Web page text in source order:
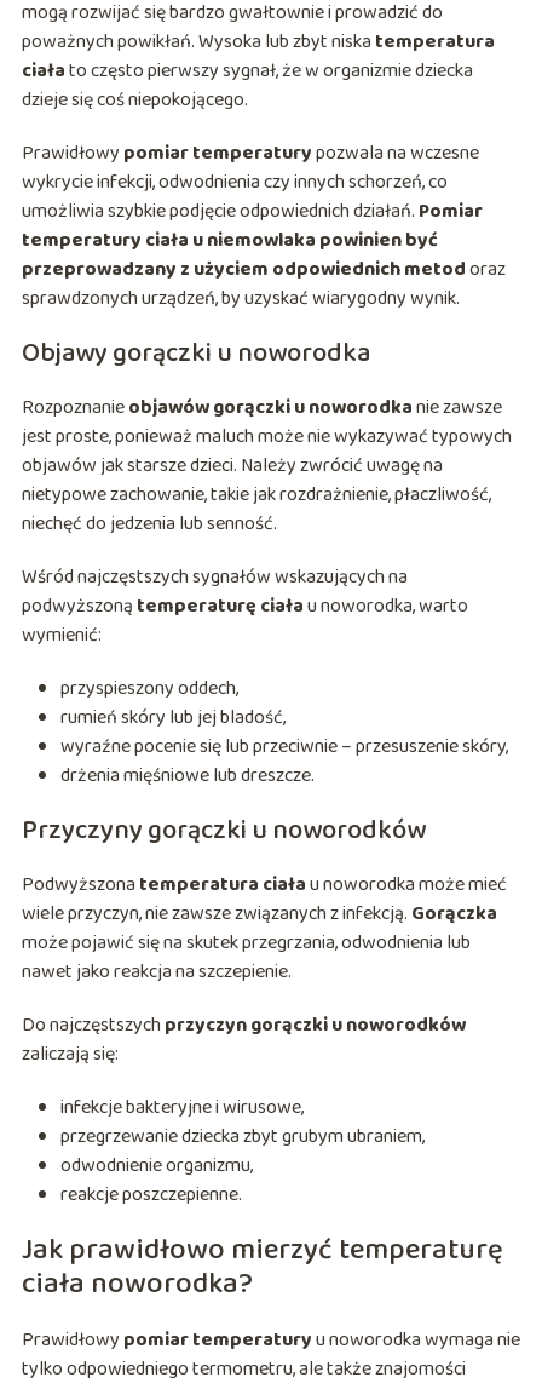
mogą rozwijać się bardzo gwałtownie i prowadzić do
poważnych powikłań. Wysoka lub zbyt niska temperatura
ciałato często pierwszy sygnał, że w organizmie dziecka
dzieje się coś niepokojącego.
Prawidłowy pomiar temperaturypozwala na wczesne
wykrycie infekcji, odwodnienia czy innych schorzeń, co
umożliwia szybkie podjęcie odpowiednich działań. Pomiar
temperatury ciała u niemowlaka powinien być
przeprowadzany z użyciem odpowiednich metodoraz
sprawdzonych urządzeń, by uzyskać wiarygodny wynik.
Objawy gorączki u noworodka
Rozpoznanieobjawów gorączki u noworodkanie zawsze
jest proste, ponieważ maluch może nie wykazywać typowych
objawów jak starsze dzieci. Należy zwrócić uwagę na
nietypowe zachowanie, takie jak rozdrażnienie, płaczliwość,
niechęć do jedzenia lub senność.
Wśród najczęstszych sygnałów wskazujących na
podwyższoną temperaturę ciałau noworodka, warto
wymienić:
przyspieszony oddech,
rumień skóry lub jej bladość,
wyraźne pocenie się lub przeciwnie – przesuszenie skóry,
drżenia mięśniowe lub dreszcze.
Przyczyny gorączki u noworodków
Podwyższona temperatura ciałau noworodka może mieć
wiele przyczyn, nie zawsze związanych z infekcją. Gorączka
może pojawić się na skutek przegrzania, odwodnienia lub
nawet jako reakcja na szczepienie.
Do najczęstszychprzyczyn gorączki u noworodków
zaliczają się:
infekcje bakteryjne i wirusowe,
przegrzewanie dziecka zbyt grubym ubraniem,
odwodnienie organizmu,
reakcje poszczepienne.
Jak prawidłowo mierzyć temperaturę
ciała noworodka?
Prawidłowy pomiar temperaturyu noworodka wymaga nie
tylko odpowiedniego termometru, ale także znajomości